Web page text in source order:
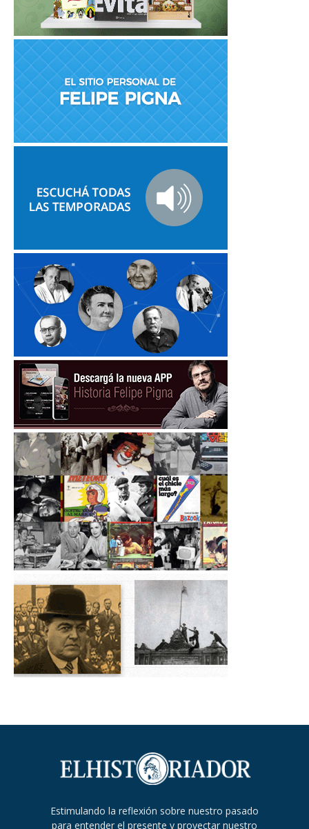
Estimulando la reflexión sobre nuestro pasado
para entender el presente y proyectar nuestro